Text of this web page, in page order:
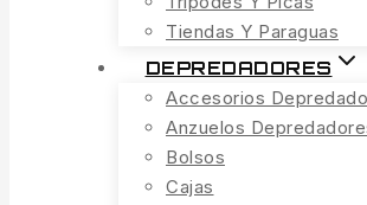
Tiendas Y Paraguas
DEPREDADORES
Accesorios
Anzuelos
Bolsos
Cajas